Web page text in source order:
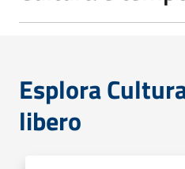
Esplora
libero